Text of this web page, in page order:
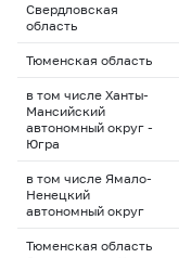
Свердловская
область
Тюменская область
в том числе Ханты-
Мансийский
автономный округ -
Югра
в том числе Ямало-
Ненецкий
автономный округ
Тюменская область